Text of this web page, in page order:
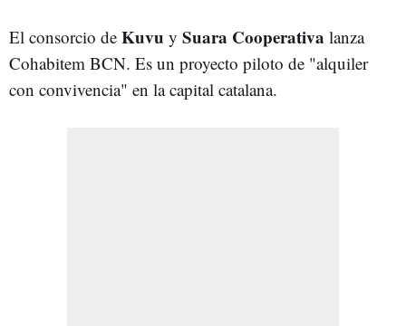
El consorcio de Kuvu y Suara Cooperativa lanza
Cohabitem BCN. Es un proyecto piloto de "alquiler
con convivencia" en la capital catalana.